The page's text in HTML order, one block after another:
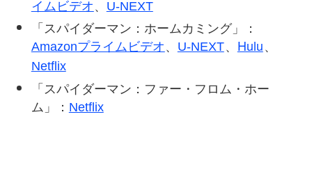
イムビデオ 、 U-NEXT
「スパイダーマン：ホームカミング」：
Amazonプライムビデオ 、 U-NEXT、 Hulu、
Netflix
「スパイダーマン：ファー・フロム・ホー
ム」： Netflix